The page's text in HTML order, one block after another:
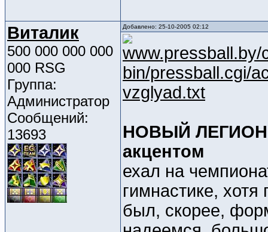
Виталик
500 000 000 000
000 RSG
Группа:
Администратор
Сообщений:
13693
Добавлено: 25-10-2005 02:12
www.pressball.by/
bin/pressball.cgi/
vzglyad.txt
НОВЫЙ ЛЕГИОН.
акцентом
ехал на
гимнастике,
был, скорее,